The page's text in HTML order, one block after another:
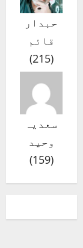
حبدار
قائم
(
215
)
سعدیہ
وحید
(
159
)